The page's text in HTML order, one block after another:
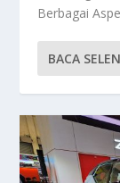
Berbagai
BACA